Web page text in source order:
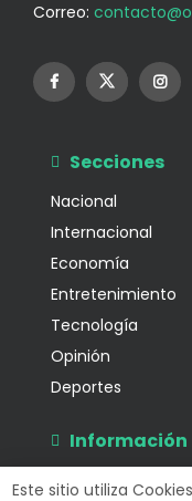
Correo:
Secciones
Nacional
Internacional
Economía
Entretenimiento
Tecnología
Opinión
Deportes
Información
Este sitio utiliza